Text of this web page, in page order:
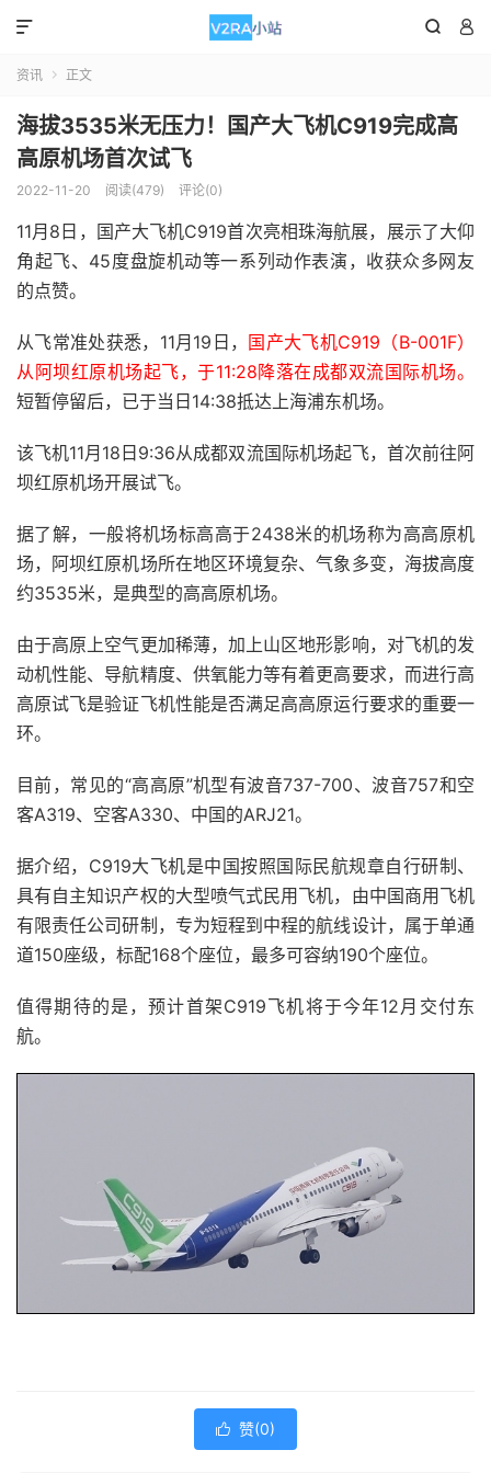
 

资讯  正文
海拔3535米无压力！国产大飞机C919完成高
高原机场首次试飞
2022-11-20 阅读(479) 评论(0)
11月8日，国产大飞机C919首次亮相珠海航展，展示了大仰
角起飞、45度盘旋机动等一系列动作表演，收获众多网友
的点赞。
从飞常准处获悉，11月19日， 国产大飞机C919（B-001F）
从阿坝红原机场起飞，于11:28降落在成都双流国际机场。
短暂停留后，已于当日14:38抵达上海浦东机场。
该飞机11月18日9:36从成都双流国际机场起飞，首次前往阿
坝红原机场开展试飞。
据了解，一般将机场标高高于2438米的机场称为高高原机
场，阿坝红原机场所在地区环境复杂、气象多变，海拔高度
约3535米，是典型的高高原机场。
由于高原上空气更加稀薄，加上山区地形影响，对飞机的发
动机性能、导航精度、供氧能力等有着更高要求，而进行高
高原试飞是验证飞机性能是否满足高高原运行要求的重要一
环。
目前，常见的“高高原”机型有波音737-700、波音757和空
客A319、空客A330、中国的ARJ21。
据介绍，C919大飞机是中国按照国际民航规章自行研制、
具有自主知识产权的大型喷气式民用飞机，由中国商用飞机
有限责任公司研制，专为短程到中程的航线设计，属于单通
道150座级，标配168个座位，最多可容纳190个座位。
值得期待的是，预计首架C919飞机将于今年12月交付东
航。
 赞(0)